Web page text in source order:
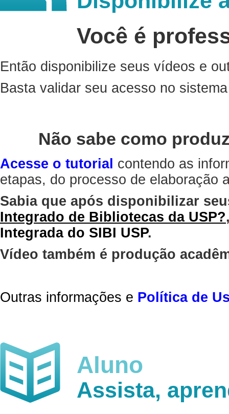
Você é
Então disponibilize seus vídeos e
Basta validar seu acesso no
Não sabe como
Acesse o tutorial contendo as
etapas, do processo de elaboração
Sabia que após disponibilizar
Integrado de Bibliotecas da USP?
Integrada do SIBI USP.
Vídeo também é produção
Outras informações e Política de
Aluno
Assista,